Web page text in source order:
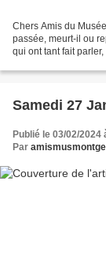
Chers Amis du
passée, meurt-il ou
qui ont tant fait
Samedi 27
Publié le 03/02/2024
Par